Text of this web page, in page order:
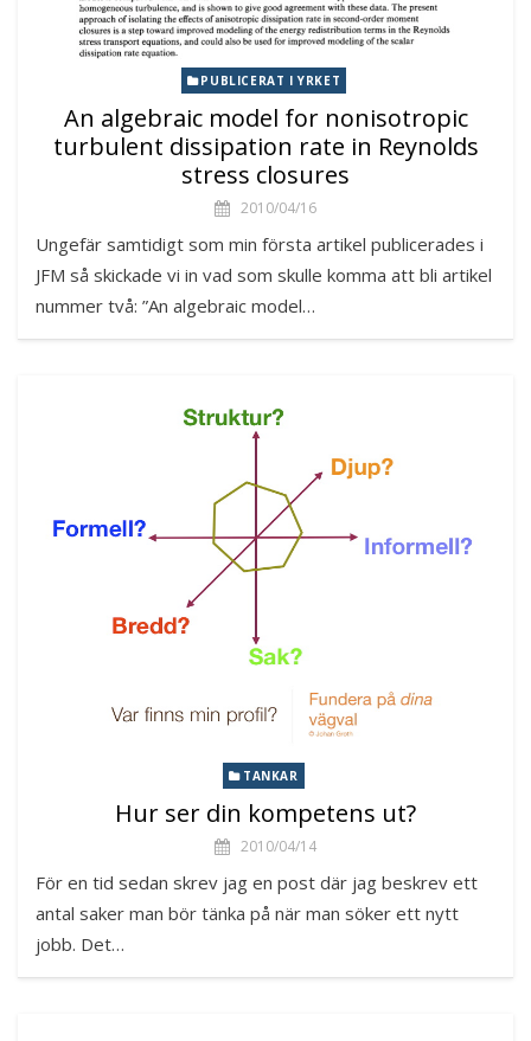
PUBLICERAT I YRKET
An algebraic model for nonisotropic
turbulent dissipation rate in Reynolds
stress closures
2010/04/16
Ungefär samtidigt som min första artikel publicerades i
JFM så skickade vi in vad som skulle komma att bli artikel
nummer två: ”An algebraic model…
TANKAR
Hur ser din kompetens ut?
2010/04/14
För en tid sedan skrev jag en post där jag beskrev ett
antal saker man bör tänka på när man söker ett nytt
jobb. Det…